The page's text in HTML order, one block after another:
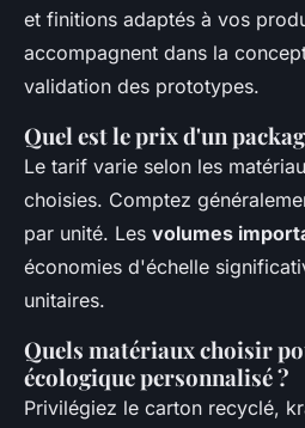
et finitions adaptés à vos
accompagnent dans la
validation des prototypes.
Quel est le prix d'un
Le tarif varie selon les
choisies. Comptez
par unité. Les volumes
économies d'échelle
unitaires.
Quels matériaux choisir
écologique personnalisé ?
Privilégiez le carton recyclé,